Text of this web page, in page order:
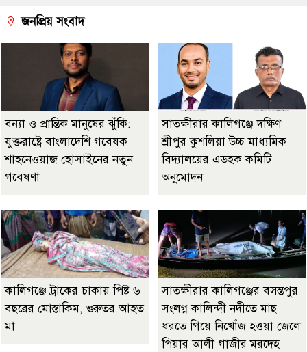
জনপ্রিয় সংবাদ
বন্যা ও প্রান্তিক মানুষের ঝুঁকি:
যুক্তরাষ্ট্রে বাংলাদেশি গবেষক
শাহনেওয়াজ হোসাইনের নতুন
গবেষণা
সাতক্ষীরার কালিগঞ্জে দক্ষিণ
শ্রীপুর কুশলিয়া উচ্চ মাধ্যমিক
বিদ্যালয়ের এডহক কমিটি
অনুমোদন
কালিগঞ্জে ট্রাকের চাকায় পিষ্ট ৬
বছরের মোস্তাকিম, গুরুতর আহত
মা
সাতক্ষীরার কালিগঞ্জের বসন্তপুর
সংলগ্ন কালিন্দী নদীতে মাছ
ধরতে গিয়ে নিখোঁজ হওয়া জেলে
পিয়ার আলী গাজীর মরদেহ